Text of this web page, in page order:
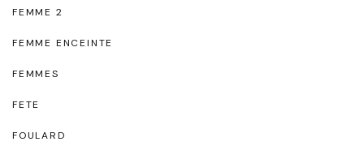
FEMME 2
FEMME ENCEINTE
FEMMES
FETE
FOULARD